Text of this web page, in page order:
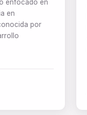
enfocado en
en
por